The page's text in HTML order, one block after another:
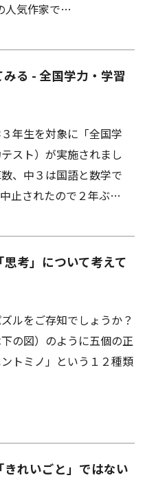
お問い合わせ
人気作家で…
る - 全国学力・学習
年生を対象に「全国学
スト）が実施されまし
、中３は国語と数学で
止されたので２年ぶ…
考」について考えて
ルをご存知でしょうか？
の図）のように五個の正
トミノ」という１２種類
れいごと」ではない